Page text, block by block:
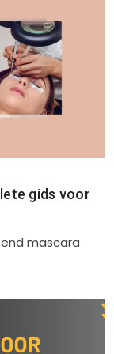
gids voor
mascara